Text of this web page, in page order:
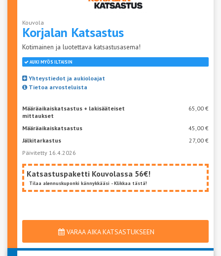
Kouvola
Korjalan Katsastus
Kotimainen ja luotettava katsastusasema!
AUKI MYÖS ILTAISIN
Yhteystiedot ja aukioloajat
Tietoa arvosteluista
Määräaikaiskatsastus + lakisääteiset
mittaukset
65,00 €
Määräaikaiskatsastus
45,00 €
Jälkitarkastus
27,00 €
Päivitetty 16.4.2026
Katsastuspaketti Kouvolassa 56€!
Tilaa alennuskuponki kännykkääsi - Klikkaa tästä!
VARAA AIKA KATSASTUKSEEN